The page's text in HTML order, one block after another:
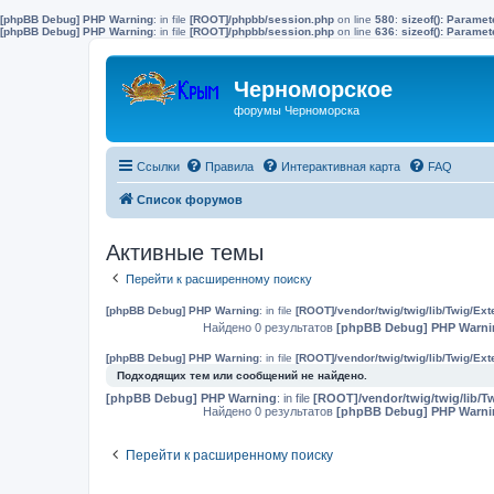
[phpBB Debug] PHP Warning: in file [ROOT]/phpbb/session.php on line 580: sizeof():
[phpBB Debug] PHP Warning: in file [ROOT]/phpbb/session.php on line 636: sizeof():
Черноморское
форумы Черноморска
Ссылки Правила Интерактивная карта FAQ
Список форумов
Активные темы
Перейти к расширенному поиску
[phpBB Debug] PHP Warning: in file [ROOT]/vendor/twig/twig/lib/Twig/
Найдено 0 результатов [phpBB Debug] PHP
[phpBB Debug] PHP Warning: in file [ROOT]/vendor/twig/twig/lib/Twig/
Подходящих тем или сообщений не найдено.
[phpBB Debug] PHP Warning: in file [ROOT]/vendor/twig/twig/lib/
Найдено 0 результатов [phpBB Debug] PHP
Перейти к расширенному поиску